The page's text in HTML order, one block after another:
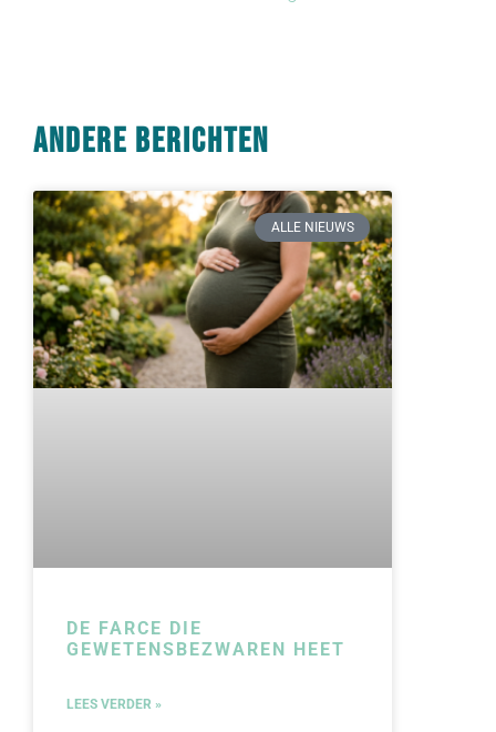
Andere berichten
ALLE NIEUWS
DE FARCE DIE
GEWETENSBEZWAREN HEET
LEES VERDER »